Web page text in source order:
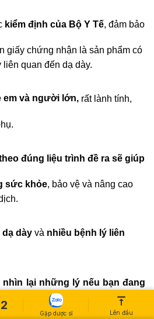
kiểm định của Bộ Y Tế, đảm bảo
giấy chứng nhận là sản phẩm có
quan đến dạ dày.
em và người lớn, rất lành tính,
đúng liệu trình đề ra sẽ giúp
sức khỏe, bảo vệ và nâng cao
dạ dày và nhiều bệnh lý liên
nhìn lại những lý nếu bạn đang
hãy sử dụng Dạ Dày Mộc Hoa
Gặp dược sĩ Lên đầu